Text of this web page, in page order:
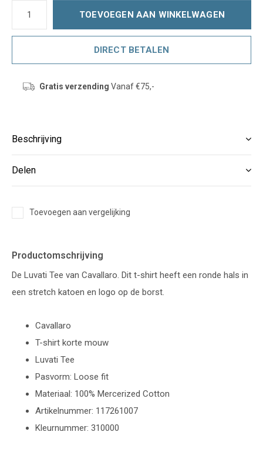
TOEVOEGEN AAN WINKELWAGEN
DIRECT BETALEN
Gratis verzending Vanaf €75,-
Beschrijving
Delen
Toevoegen aan vergelijking
Productomschrijving
De Luvati Tee van Cavallaro. Dit t-shirt heeft een ronde hals in
een stretch katoen en logo op de borst.
Cavallaro
T-shirt korte mouw
Luvati Tee
Pasvorm: Loose fit
Materiaal: 100% Mercerized Cotton
Artikelnummer: 117261007
Kleurnummer: 310000